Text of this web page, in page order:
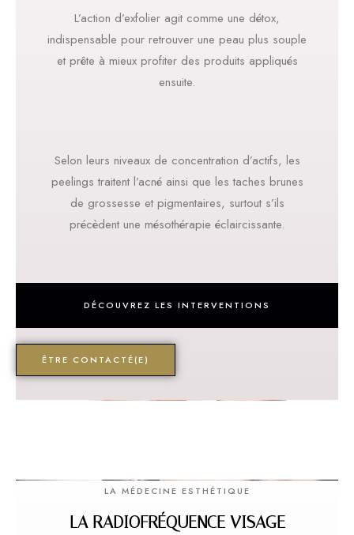
L’action d’exfolier agit comme une détox,
indispensable pour retrouver une peau plus souple
et prête à mieux profiter des produits appliqués
ensuite.
Selon leurs niveaux de concentration d’actifs, les
peelings traitent l’acné ainsi que les taches brunes
de grossesse et pigmentaires, surtout s’ils
précèdent une mésothérapie éclaircissante.
DÉCOUVREZ LES INTERVENTIONS
ÊTRE CONTACTÉ(E)
LA MÉDECINE ESTHÉTIQUE
LA RADIOFRÉQUENCE VISAGE